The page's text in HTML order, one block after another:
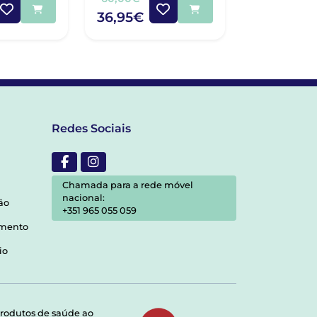
36,95€
Redes Sociais
Chamada para a rede móvel
nacional:
+351 965 055 059
de saúde ao